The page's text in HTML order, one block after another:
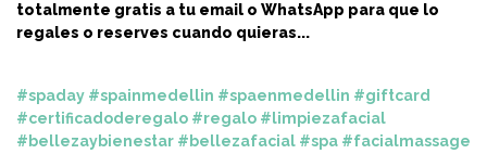
totalmente gratis a tu email o WhatsApp para que lo
regales o reserves cuando quieras...
#spaday #spainmedellin #spaenmedellin #giftcard
#certificadoderegalo #regalo #limpiezafacial
#bellezaybienestar #bellezafacial #spa #facialmassage